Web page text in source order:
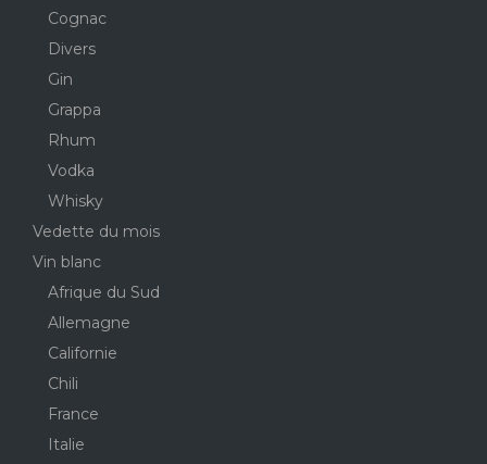
Cognac
Divers
Gin
Grappa
Rhum
Vodka
Whisky
Vedette du mois
Vin blanc
Afrique du Sud
Allemagne
Californie
Chili
France
Italie